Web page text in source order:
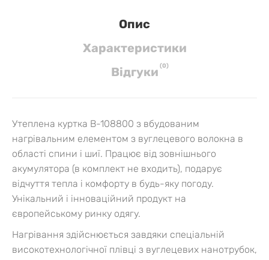
Опис
Характеристики
Вiдгуки (0)
Утеплена куртка B-108800 з вбудованим
нагрівальним елементом з вуглецевого волокна в
області спини і шиї. Працює від зовнішнього
акумулятора (в комплект не входить), подарує
відчуття тепла і комфорту в будь-яку погоду.
Унікальний і інноваційний продукт на
європейському ринку одягу.
Нагрівання здійснюється завдяки спеціальній
високотехнологічної плівці з вуглецевих нанотрубок,